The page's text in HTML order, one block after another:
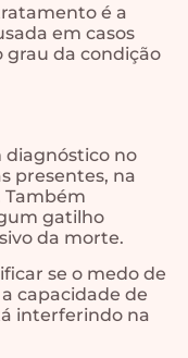
é a
em casos
grau da condição
diagnóstico no
presentes, na
Também
gatilho
da morte.
se o medo de
capacidade de
interferindo na